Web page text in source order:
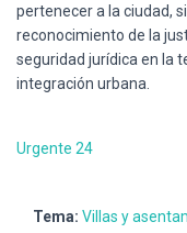
pertenecer a la ciudad,
reconocimiento de la
seguridad jurídica en la
integración urbana.
Urgente 24
Tema: Villas y